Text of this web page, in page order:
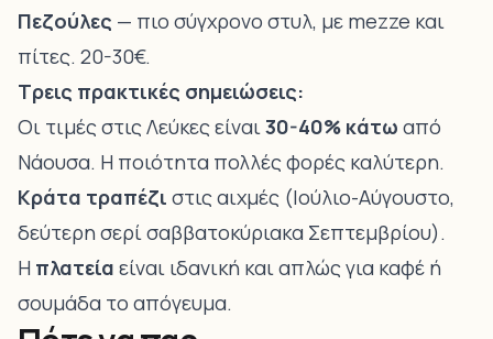
Πεζούλες — πιο σύγχρονο στυλ, με mezze και
πίτες. 20-30€.
Τρεις πρακτικές σημειώσεις:
Οι τιμές στις Λεύκες είναι30-40% κάτω από
Νάουσα. Η ποιότητα πολλές φορές καλύτερη.
Κράτα τραπέζι στις αιχμές (Ιούλιο-Αύγουστο,
δεύτερη σερί σαββατοκύριακα Σεπτεμβρίου).
Η πλατεία είναι ιδανική και απλώς για καφέ ή
σουμάδα το απόγευμα.